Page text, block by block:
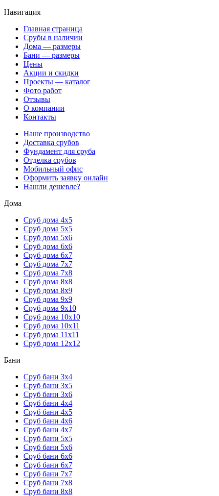
Навигация
Главная страница
Срубы в наличии
Дома — размеры
Бани — размеры
Цены
Акции и скидки
Проекты — каталог
Фото работ
Отзывы
О компании
Контакты
Наше производство
Доставка срубов
Фундамент для сруба
Отделка срубов
Мобильный офис
Оформить заявку онлайн
Нашли дешевле?
Дома
Сруб дома 4х5
Сруб дома 5х5
Сруб дома 5х6
Сруб дома 6х6
Сруб дома 6х7
Сруб дома 7х7
Сруб дома 7х8
Сруб дома 8х8
Сруб дома 8х9
Сруб дома 9х9
Сруб дома 9х10
Сруб дома 10х10
Сруб дома 10х11
Сруб дома 11х11
Сруб дома 12х12
Бани
Сруб бани 3х4
Сруб бани 3х5
Сруб бани 3х6
Сруб бани 4х4
Сруб бани 4х5
Сруб бани 4х6
Сруб бани 4х7
Сруб бани 5х5
Сруб бани 5х6
Сруб бани 6х6
Сруб бани 6х7
Сруб бани 7х7
Сруб бани 7х8
Сруб бани 8х8